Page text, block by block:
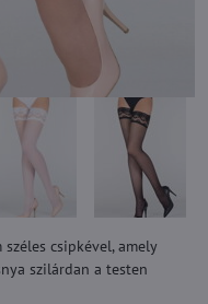
csipkével, amely
szilárdan a testen